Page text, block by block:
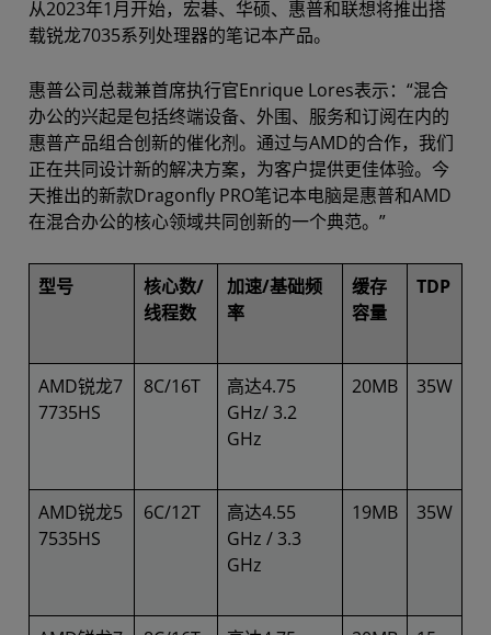
从2023年1月开始，宏碁、华硕、惠普和联想将推出搭
载锐龙7035系列处理器的笔记本产品。
惠普公司总裁兼首席执行官Enrique Lores表示：“混合
办公的兴起是包括终端设备、外围、服务和订阅在内的
惠普产品组合创新的催化剂。通过与AMD的合作，我们
正在共同设计新的解决方案，为客户提供更佳体验。今
天推出的新款Dragonfly PRO笔记本电脑是惠普和AMD
在混合办公的核心领域共同创新的一个典范。”
型号
核心数/
线程数
加速/基础频
率
缓存
容量
TDP
AMD锐龙7
7735HS
8C/16T
高达4.75
GHz/ 3.2
GHz
20MB 35W
AMD锐龙5
7535HS
6C/12T
高达4.55
GHz / 3.3
GHz
19MB 35W